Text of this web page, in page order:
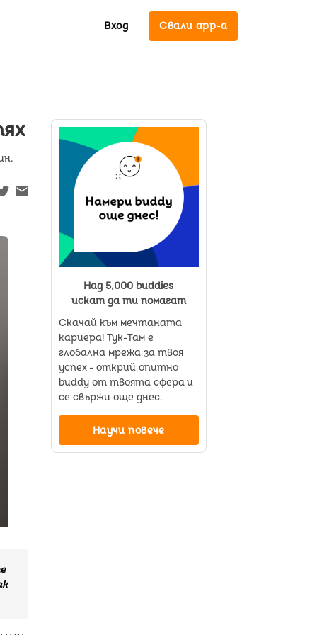
Вход Свали app-a
Над 5,000 buddies
искат да ти помагат
Скачай към мечтаната
кариера! Тук-Там е
глобална мрежа за твоя
успех - открий опитно
buddy от твоята сфера и
се свържи още днес.
Научи повече